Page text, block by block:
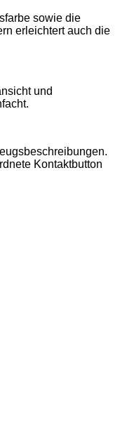
sowie die
erleichtert auch die
und
Kontaktbutton